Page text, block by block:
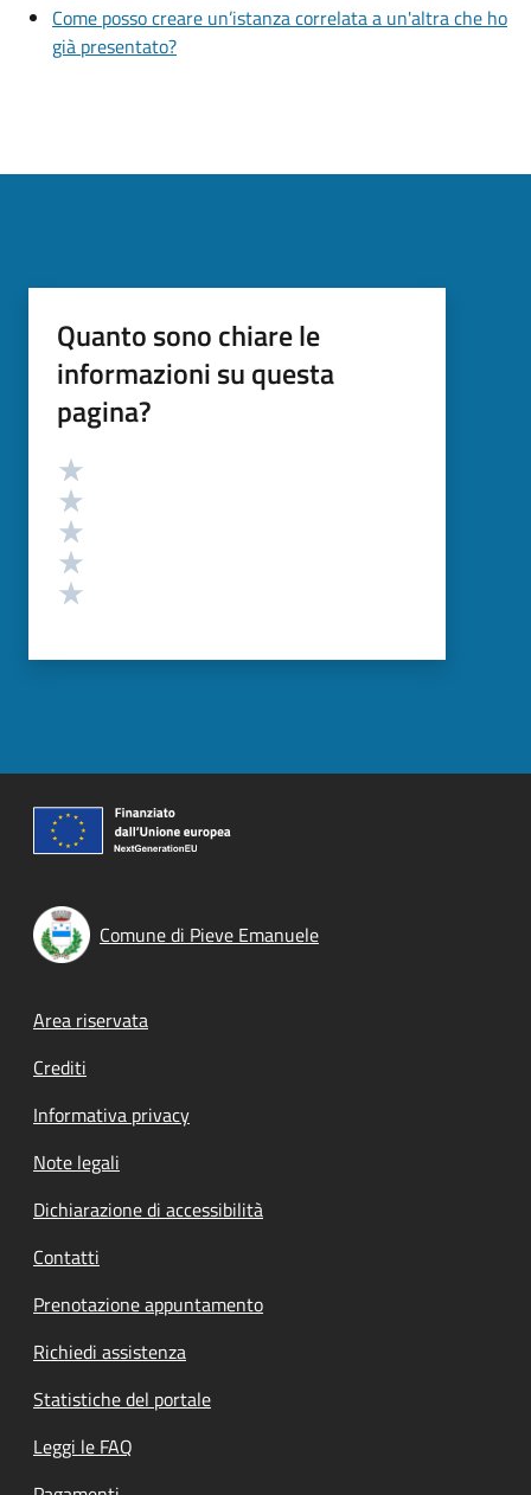
Come posso creare un’istanza correlata a un'altra che ho
già presentato?
Quanto sono chiare le
informazioni su questa
pagina?
Valutazione
Comune di Pieve Emanuele
Footer menu
Area riservata
Crediti
Informativa privacy
Note legali
Dichiarazione di accessibilità
Contatti
Prenotazione appuntamento
Richiedi assistenza
Statistiche del portale
Leggi le FAQ